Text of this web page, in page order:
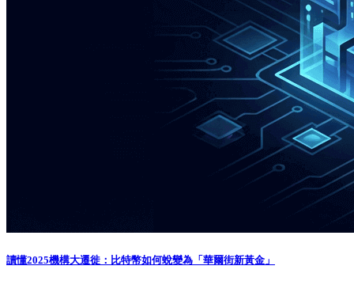
讀懂2025機構大遷徙：比特幣如何蛻變為「華爾街新黃金」